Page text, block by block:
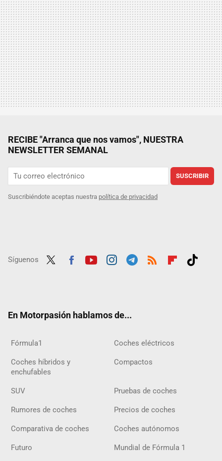
RECIBE "Arranca que nos vamos", NUESTRA
NEWSLETTER SEMANAL
SUSCRIBIR
Suscribiéndote aceptas nuestra política de privacidad
Síguenos
En Motorpasión hablamos de...
Fórmula1 Coches eléctricos
Coches híbridos y
enchufables
Compactos
SUV Pruebas de coches
Rumores de coches Precios de coches
Comparativa de coches Coches autónomos
Futuro Mundial de Fórmula 1